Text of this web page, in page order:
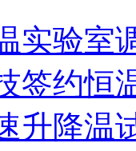
实验室
签约恒
升降温